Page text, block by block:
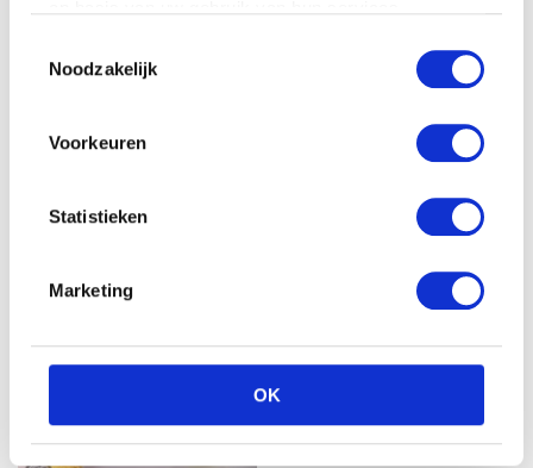
Noodzakelijk
Voorkeuren
Statistieken
Marketing
OK
Disney Minnie mouse
plush 20cm rode jurkje